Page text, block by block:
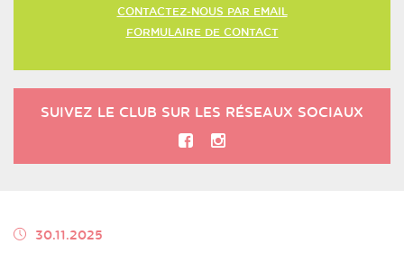
CONTACTEZ-NOUS PAR EMAIL
FORMULAIRE DE CONTACT
SUIVEZ LE CLUB SUR LES RÉSEAUX SOCIAUX
30.11.2025